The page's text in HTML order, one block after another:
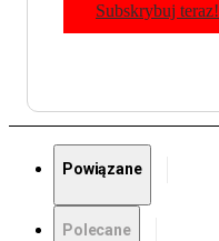
Subskrybuj teraz!
Powiązane
Polecane